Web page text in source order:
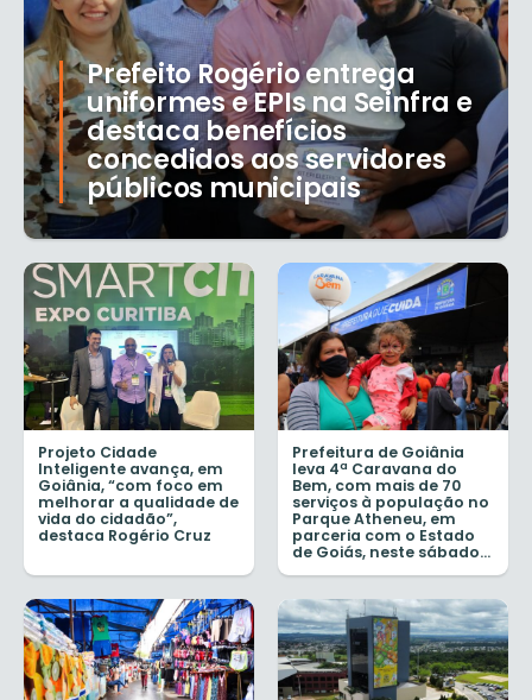
Prefeito Rogério entrega
uniformes e EPIs na Seinfra e
destaca benefícios
concedidos aos servidores
públicos municipais
Projeto Cidade
Inteligente avança, em
Goiânia, “com foco em
melhorar a qualidade de
vida do cidadão”,
destaca Rogério Cruz
Prefeitura de Goiânia
leva 4ª Caravana do
Bem, com mais de 70
serviços à população no
Parque Atheneu, em
parceria com o Estado
de Goiás, neste sábado...